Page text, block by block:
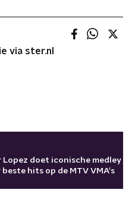
via ster.nl
doet iconische medley
beste hits op de MTV VMA's